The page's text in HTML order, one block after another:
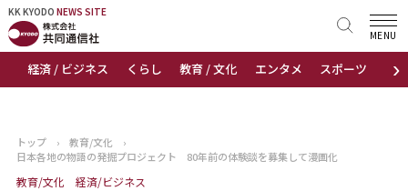
KK KYODO NEWS SITE
›
経済 / ビジネス くらし 教育 / 文化 エンタメ スポーツ 地域
MENU
KK KYODONEWS SITE
トップページ
ニュース
トップ › 教育/文化
›
日本各地の物語の発掘プロジェクト 80年前の体験談を募集して漫画化
教育/文化 経済/ビジネス